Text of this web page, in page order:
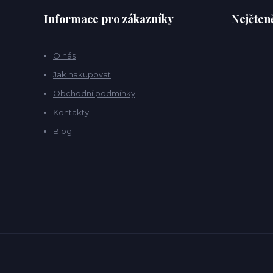
Informace pro zákazníky
O nás
Jak nakupovat
Obchodní podmínky
Kontakty
Blog